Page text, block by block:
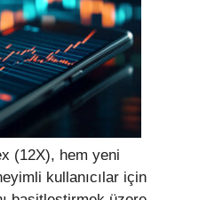
(12X), hem yeni
kullanıcılar için